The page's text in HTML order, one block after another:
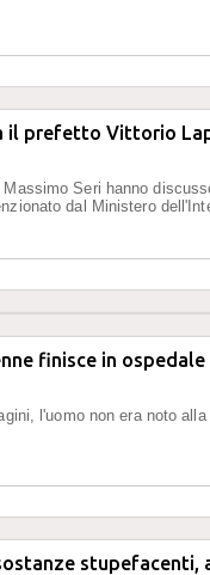
il prefetto Vittorio
Seri hanno
dal Ministero
finisce in
l'uomo non era noto
stupefacenti,